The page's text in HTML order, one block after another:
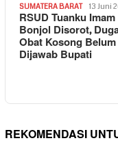
SUMATERA BARAT 13 Juni
RSUD Tuanku Imam
Bonjol Disorot,
Obat Kosong Belum
Dijawab Bupati
REKOMENDASI